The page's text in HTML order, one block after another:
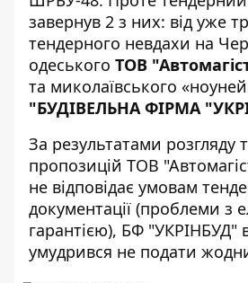
завернув 2 з них: від уже
тендерного невдахи на
одеського ТОВ
та миколаївського
"БУДІВЕЛЬНА ФІРМА
За результатами розгляду
пропозицій ТОВ
не відповідає умовам
документації (проблеми з
гарантією), БФ "УКРІНБУД"
умудрився не подати